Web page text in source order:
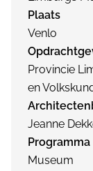
Plaats
Venlo
Provincie
en
Jeanne
Programma
Museum